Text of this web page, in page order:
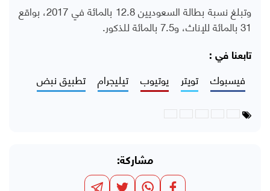
وتبلغ نسبة بطالة السعوديين 12.8 بالمائة في 2017، بواقع
31 بالمائة للإناث، و7.5 بالمائة للذكور.
تابعنا في :
فيسبوك تويتر يوتيوب تيليجرام تطبيق نبض
مشاركة: